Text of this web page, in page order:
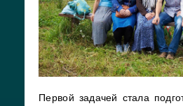
Первой задачей стала